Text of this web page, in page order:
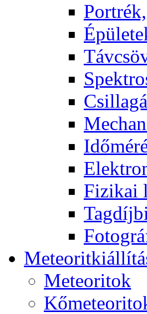
Fi­zi­kai
Me­te­o­ri­tok